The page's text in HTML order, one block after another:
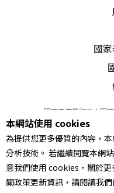
國
國家表演藝術中心國
© 2022Performing
統一編號
本站所提供相關演出資
服務條款
本網站使用 cookies
為提供您更多優質的內容，
分析技術。 若繼續閱覽本網
意我們使用 cookies，關於
關政策更新資訊，請閱讀我